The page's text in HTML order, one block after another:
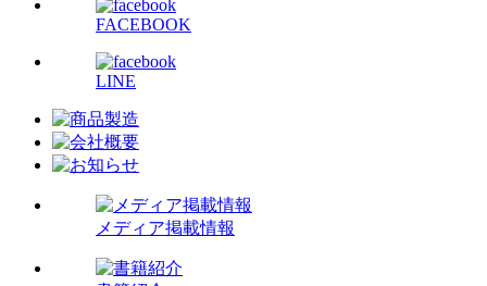
FACEBOOK
LINE
メディア掲載情報